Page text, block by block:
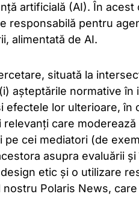
artificială (AI). În
responsabilă pentru
alimentată de AI.
situată la
așteptările normative
efectele lor ulterioare, în
relevanți care
pe cei mediatori (de
asupra evaluării
etic și o utilizare
Polaris News,